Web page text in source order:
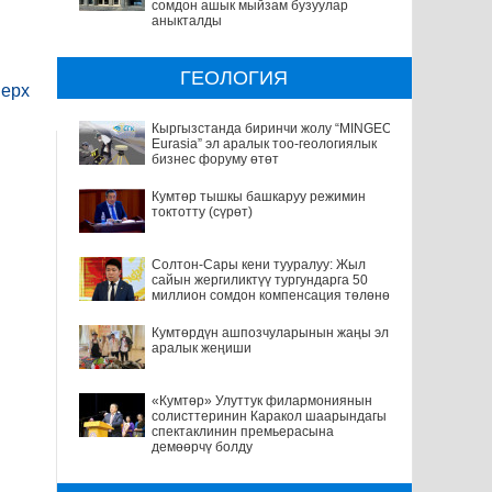
сомдон ашык мыйзам бузуулар
аныкталды
ГЕОЛОГИЯ
Кыргызстанда биринчи жолу “MINGEO
Eurasia” эл аралык тоо-геологиялык
бизнес форуму өтөт
Кумтөр тышкы башкаруу режимин
токтотту (сүрөт)
Солтон-Сары кени тууралуу: Жыл
сайын жергиликтүү тургундарга 50
миллион сомдон компенсация төлөнөт
Кумтөрдүн ашпозчуларынын жаңы эл
аралык жеңиши
«Кумтөр» Улуттук филармониянын
солисттеринин Каракол шаарындагы
спектаклинин премьерасына
демөөрчү болду